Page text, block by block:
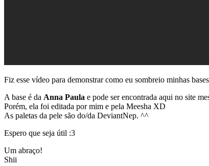
Fiz esse vídeo para demonstrar como eu sombreio minhas
A base é da Anna Paula e pode ser encontrada aqui no site
Porém, ela foi editada por mim e pela Meesha XD
As paletas da pele são do/da DeviantNep. ^^
Espero que seja útil :3
Um abraço!
Shii